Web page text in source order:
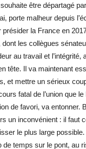
être départagé
porte malheur depuis
la France en
dont les collègues
au travail et l’intégrité,
tête. Il va maintenant
et mettre un sérieux
fatal de l’union que
de favori, va entonner.
un inconvénient : il faut
le plus large
de temps sur le pont, au